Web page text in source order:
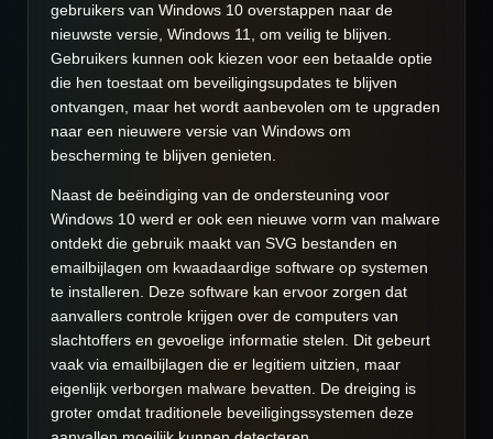
gebruikers van Windows 10 overstappen naar de
nieuwste versie, Windows 11, om veilig te blijven.
Gebruikers kunnen ook kiezen voor een betaalde optie
die hen toestaat om beveiligingsupdates te blijven
ontvangen, maar het wordt aanbevolen om te upgraden
naar een nieuwere versie van Windows om
bescherming te blijven genieten.
Naast de beëindiging van de ondersteuning voor
Windows 10 werd er ook een nieuwe vorm van malware
ontdekt die gebruik maakt van SVG bestanden en
emailbijlagen om kwaadaardige software op systemen
te installeren. Deze software kan ervoor zorgen dat
aanvallers controle krijgen over de computers van
slachtoffers en gevoelige informatie stelen. Dit gebeurt
vaak via emailbijlagen die er legitiem uitzien, maar
eigenlijk verborgen malware bevatten. De dreiging is
groter omdat traditionele beveiligingssystemen deze